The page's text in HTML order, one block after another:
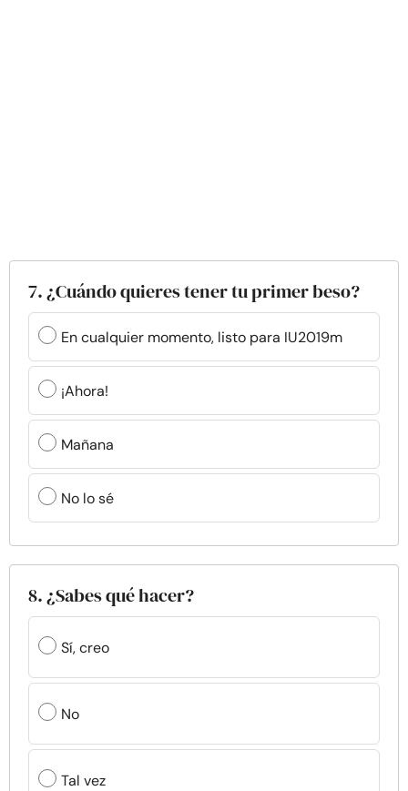
7. ¿Cuándo quieres tener tu primer beso?
En cualquier momento, listo para IU2019m
¡Ahora!
Mañana
No lo sé
8. ¿Sabes qué hacer?
Sí, creo
No
Tal vez